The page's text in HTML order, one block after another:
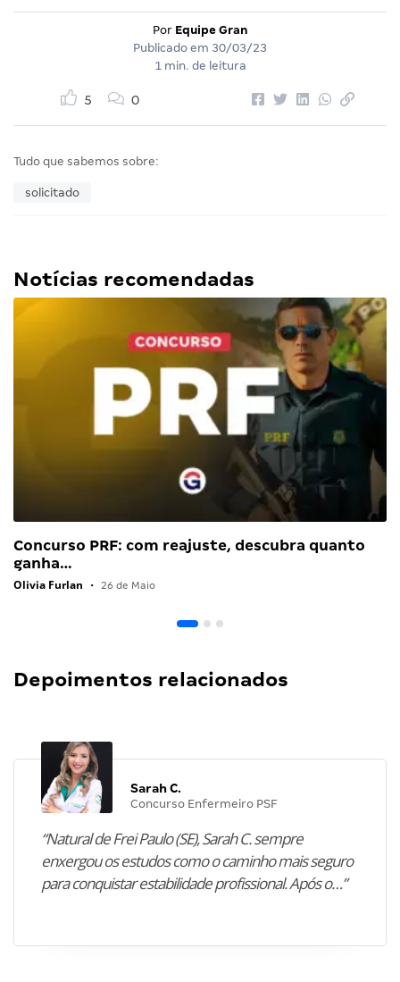
Por Equipe Gran
Publicado em 30/03/23
1 min. de leitura
5 0
Tudo que sabemos sobre:
solicitado
Notícias recomendadas
Concurso PRF: com reajuste, descubra quanto
ganha…
Olivia Furlan • 26 de Maio
Depoimentos relacionados
Sarah C.
Concurso Enfermeiro PSF
“Natural de Frei Paulo (SE), Sarah C. sempre
enxergou os estudos como o caminho mais seguro
para conquistar estabilidade profissional. Após o…”